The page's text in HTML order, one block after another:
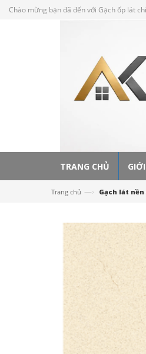
Chào mừng bạn đã đến với Gạch ốp lát
TRANG CHỦ
Trang chủ —› Gạch lát nền